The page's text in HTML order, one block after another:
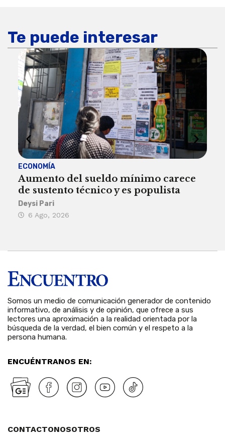
Te puede interesar
ECONOMÍA
Aumento del sueldo mínimo carece
de sustento técnico y es populista
Deysi Pari
6 Ago, 2026
Somos un medio de comunicación generador de contenido
informativo, de análisis y de opinión, que ofrece a sus
lectores una aproximación a la realidad orientada por la
búsqueda de la verdad, el bien común y el respeto a la
persona humana.
ENCUÉNTRANOS EN:
CONTACTONOSOTROS